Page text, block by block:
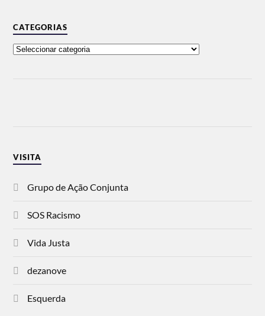
CATEGORIAS
VISITA
Grupo de Ação Conjunta
SOS Racismo
Vida Justa
dezanove
Esquerda